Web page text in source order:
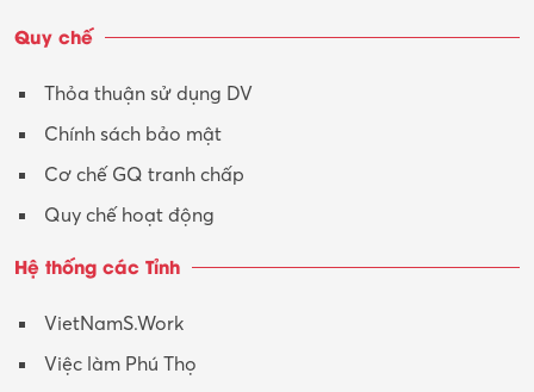
Y tế-Dược
Quy chế
Thỏa thuận sử dụng DV
Chính sách bảo mật
Cơ chế GQ tranh chấp
Quy chế hoạt động
Hệ thống các Tỉnh
VietNamS.Work
Việc làm Phú Thọ